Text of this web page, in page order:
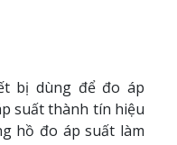
bị dùng để đo áp
suất thành tín hiệu
hồ đo áp suất làm